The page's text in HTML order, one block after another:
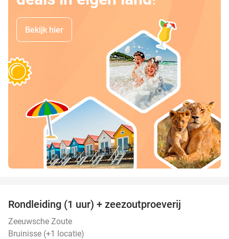
Bekijk hier
Rondleiding (1 uur) + zeezoutproeverij
Zeeuwsche Zoute
Bruinisse (+1 locatie)